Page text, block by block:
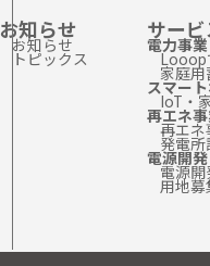
お知らせ
お知らせ
トピックス
サー
電力事業
Looop
家庭
スマー
IoT・
再エネ
再エネ
発電
電源開発
電源開
用地募